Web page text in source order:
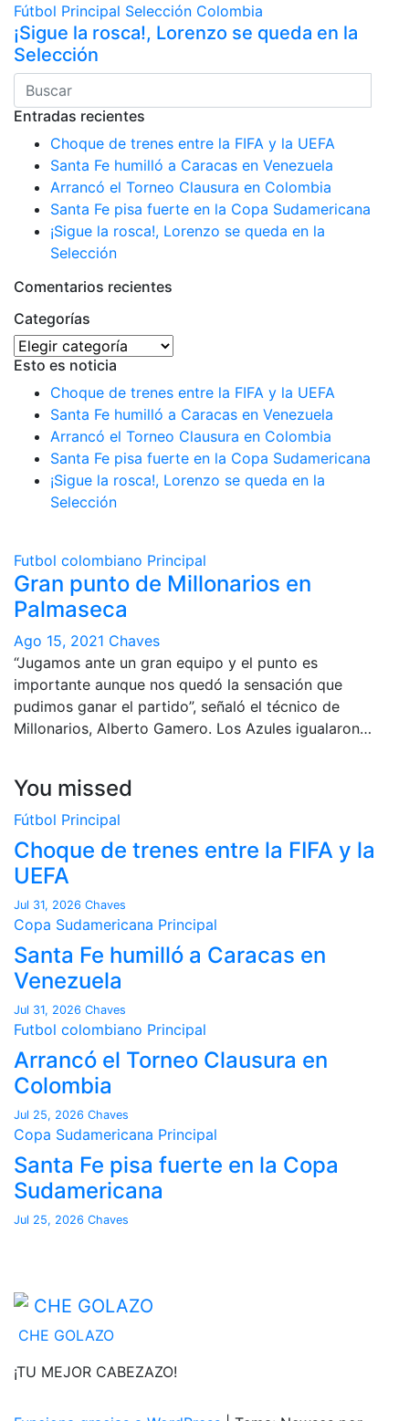
Fútbol Principal Selección Colombia
¡Sigue la rosca!, Lorenzo se queda en la
Selección
Entradas recientes
Choque de trenes entre la FIFA y la UEFA
Santa Fe humilló a Caracas en Venezuela
Arrancó el Torneo Clausura en Colombia
Santa Fe pisa fuerte en la Copa Sudamericana
¡Sigue la rosca!, Lorenzo se queda en la
Selección
Comentarios recientes
Categorías
Categorías
Esto es noticia
Choque de trenes entre la FIFA y la UEFA
Santa Fe humilló a Caracas en Venezuela
Arrancó el Torneo Clausura en Colombia
Santa Fe pisa fuerte en la Copa Sudamericana
¡Sigue la rosca!, Lorenzo se queda en la
Selección
Futbol colombiano Principal
Gran punto de Millonarios en
Palmaseca
Ago 15, 2021 Chaves
“Jugamos ante un gran equipo y el punto es
importante aunque nos quedó la sensación que
pudimos ganar el partido”, señaló el técnico de
Millonarios, Alberto Gamero. Los Azules igualaron…
You missed
Fútbol Principal
Choque de trenes entre la FIFA y la
UEFA
Jul 31, 2026 Chaves
Copa Sudamericana Principal
Santa Fe humilló a Caracas en
Venezuela
Jul 31, 2026 Chaves
Futbol colombiano Principal
Arrancó el Torneo Clausura en
Colombia
Jul 25, 2026 Chaves
Copa Sudamericana Principal
Santa Fe pisa fuerte en la Copa
Sudamericana
Jul 25, 2026 Chaves
CHE GOLAZO
¡TU MEJOR CABEZAZO!